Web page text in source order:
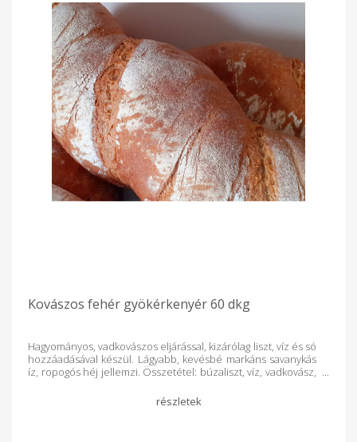
Kovászos fehér gyökérkenyér 60 dkg
Hagyományos, vadkovászos eljárással, kizárólag liszt, víz és só
hozzáadásával készül. Lágyabb, kevésbé markáns savanykás
íz, ropogós héj jellemzi. Összetétel: búzaliszt, víz, vadkovász,
Minőségét megőrzi a csomagoláson feltüntetett időpontig